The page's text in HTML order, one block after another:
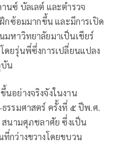
นซ์ บัลเลต์ และตำรวจ
กซ้อมมากขึ้น และมีการเปิด
หาวิทยาลัยมาเป็นเชียร์
ดยรุ่นพี่ซึ่งการเปลี่ยนแปลง
บัน
อย่างจริงจังในงาน
รรมศาสตร์ ครั้งที่ ๕ ปีพ.ศ.
นามศุภชลาศัย ซึ่งเป็น
กว่างขวางโดยขบวน